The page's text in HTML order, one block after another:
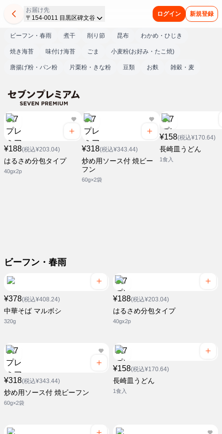
お届け先
〒154-0011 目黒区碑文谷
ログイン 新規登録
ビーフン・春雨 煮干 削り節 昆布 わかめ・ひじき
焼き海苔 味付け海苔 ごま 小麦粉(お好み・たこ焼)
唐揚げ粉・パン粉 片栗粉・きな粉 豆類 お麩 雑穀・麦
¥188(税込¥203.04)
はるさめ分包タイプ
40gx2p
¥318(税込¥343.44)
炒め用ソース付 焼ビー
フン
60g×2袋
¥158(税込¥170.64)
長崎皿うどん
1食入
ビーフン・春雨
¥378(税込¥408.24)
中華そば マルボシ
320g
¥188(税込¥203.04)
はるさめ分包タイプ
40gx2p
¥318(税込¥343.44)
炒め用ソース付 焼ビーフン
60g×2袋
¥158(税込¥170.64)
長崎皿うどん
1食入